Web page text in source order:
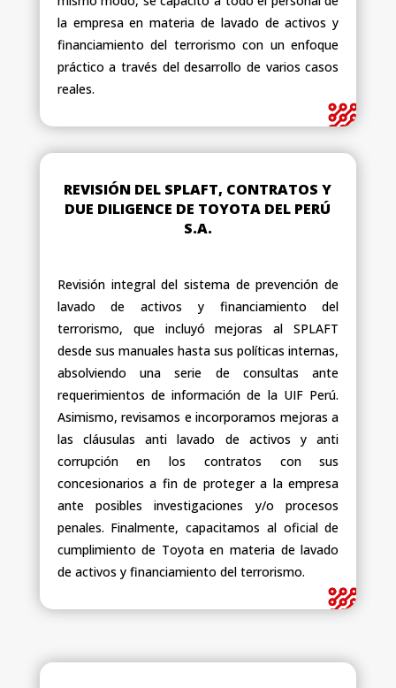
la empresa en materia de lavado de activos y
financiamiento del terrorismo con un enfoque
práctico a través del desarrollo de varios casos
reales.
REVISIÓN DEL SPLAFT, CONTRATOS Y
DUE DILIGENCE DE TOYOTA DEL PERÚ
S.A.
Revisión integral del sistema de prevención de
lavado de activos y financiamiento del
terrorismo, que incluyó mejoras al SPLAFT
desde sus manuales hasta sus políticas internas,
absolviendo una serie de consultas ante
requerimientos de información de la UIF Perú.
Asimismo, revisamos e incorporamos mejoras a
las cláusulas anti lavado de activos y anti
corrupción en los contratos con sus
concesionarios a fin de proteger a la empresa
ante posibles investigaciones y/o procesos
penales. Finalmente, capacitamos al oficial de
cumplimiento de Toyota en materia de lavado
de activos y financiamiento del terrorismo.